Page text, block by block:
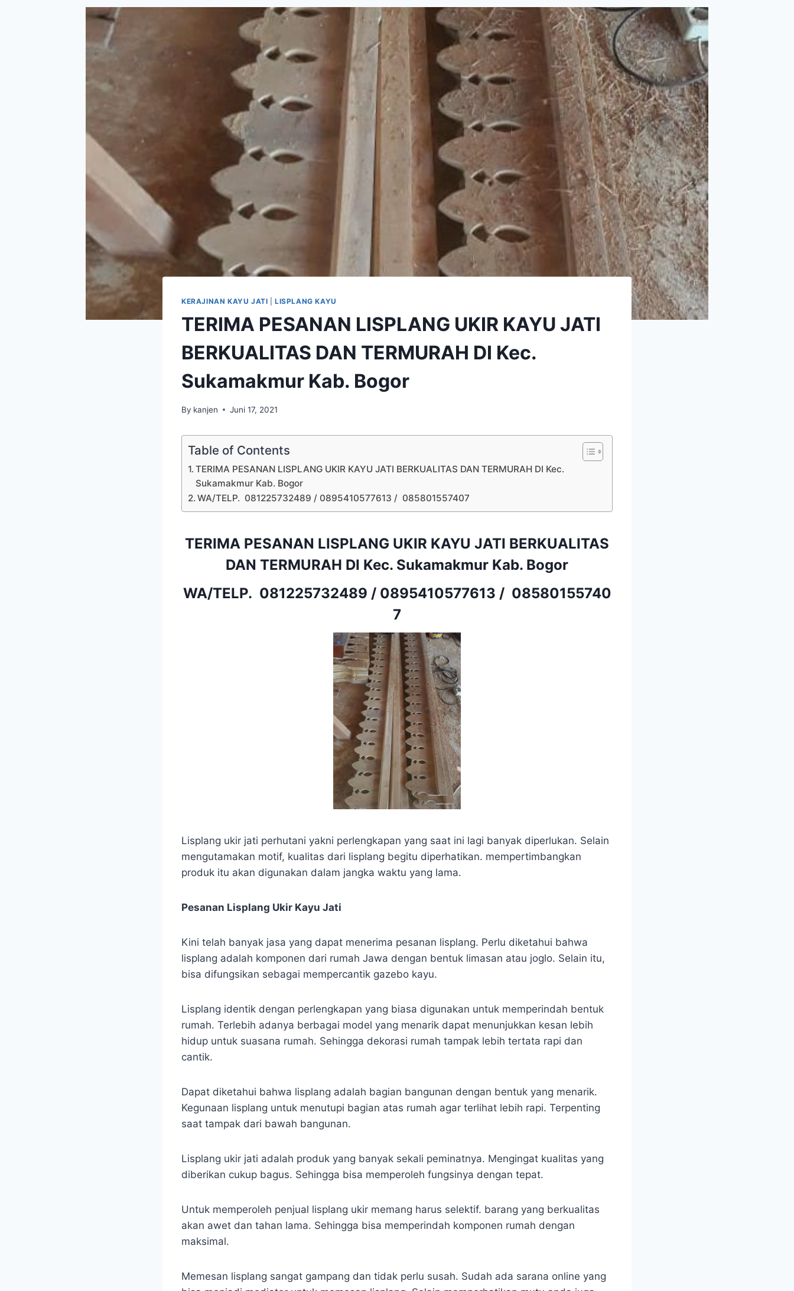
KERAJINAN KAYU JATI |LISPLANG KAYU
TERIMA PESANAN LISPLANG UKIR KAYU JATI
BERKUALITAS DAN TERMURAH DI Kec.
Sukamakmur Kab. Bogor
By kanjen Juni 17, 2021
Table of Contents
TERIMA PESANAN LISPLANG UKIR KAYU JATI BERKUALITAS DAN TERMURAH DI Kec.
Sukamakmur Kab. Bogor
WA/TELP. 081225732489 / 0895410577613 / 085801557407
TERIMA PESANAN LISPLANG UKIR KAYU JATI BERKUALITAS
DAN TERMURAH DI Kec. Sukamakmur Kab. Bogor
WA/TELP. 081225732489 / 0895410577613 / 08580155740
7
Lisplang ukir jati perhutani yakni perlengkapan yang saat ini lagi banyak diperlukan. Selain
mengutamakan motif, kualitas dari lisplang begitu diperhatikan. mempertimbangkan
produk itu akan digunakan dalam jangka waktu yang lama.
Pesanan Lisplang Ukir Kayu Jati
Kini telah banyak jasa yang dapat menerima pesanan lisplang. Perlu diketahui bahwa
lisplang adalah komponen dari rumah Jawa dengan bentuk limasan atau joglo. Selain itu,
bisa difungsikan sebagai mempercantik gazebo kayu.
Lisplang identik dengan perlengkapan yang biasa digunakan untuk memperindah bentuk
rumah. Terlebih adanya berbagai model yang menarik dapat menunjukkan kesan lebih
hidup untuk suasana rumah. Sehingga dekorasi rumah tampak lebih tertata rapi dan
cantik.
Dapat diketahui bahwa lisplang adalah bagian bangunan dengan bentuk yang menarik.
Kegunaan lisplang untuk menutupi bagian atas rumah agar terlihat lebih rapi. Terpenting
saat tampak dari bawah bangunan.
Lisplang ukir jati adalah produk yang banyak sekali peminatnya. Mengingat kualitas yang
diberikan cukup bagus. Sehingga bisa memperoleh fungsinya dengan tepat.
Untuk memperoleh penjual lisplang ukir memang harus selektif. barang yang berkualitas
akan awet dan tahan lama. Sehingga bisa memperindah komponen rumah dengan
maksimal.
Memesan lisplang sangat gampang dan tidak perlu susah. Sudah ada sarana online yang